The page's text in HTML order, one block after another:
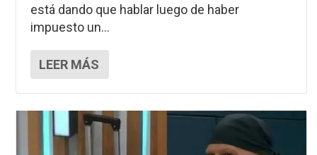
está dando que hablar luego de haber
impuesto un...
LEER MÁS